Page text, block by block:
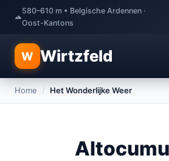
580–610 m • Belgische Ardennen ·
Oost-Kantons
W Wirtzfeld
Home / Het Wonderlijke Weer